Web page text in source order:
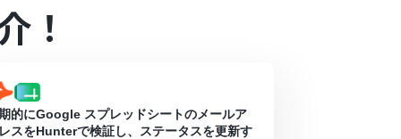
！
的にGoogle スプレッドシートのメールア
スをHunterで検証し、ステータスを更新す